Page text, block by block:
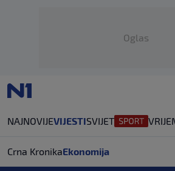
Oglas
NAJNOVIJEVIJESTISVIJET
Crna KronikaEkonomija